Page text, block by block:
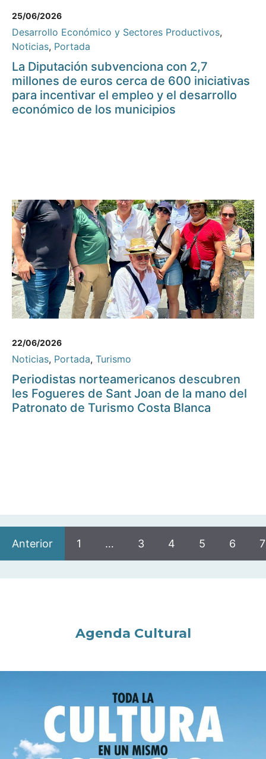
25/06/2026
Desarrollo Económico y Sectores Productivos,
Noticias, Portada
La Diputación subvenciona con 2,7
millones de euros cerca de 600 iniciativas
para incentivar el empleo y el desarrollo
económico de los municipios
22/06/2026
Noticias, Portada, Turismo
Periodistas norteamericanos descubren
les Fogueres de Sant Joan de la mano del
Patronato de Turismo Costa Blanca
Anterior 1 … 3 4 5 6 7
Agenda Cultural